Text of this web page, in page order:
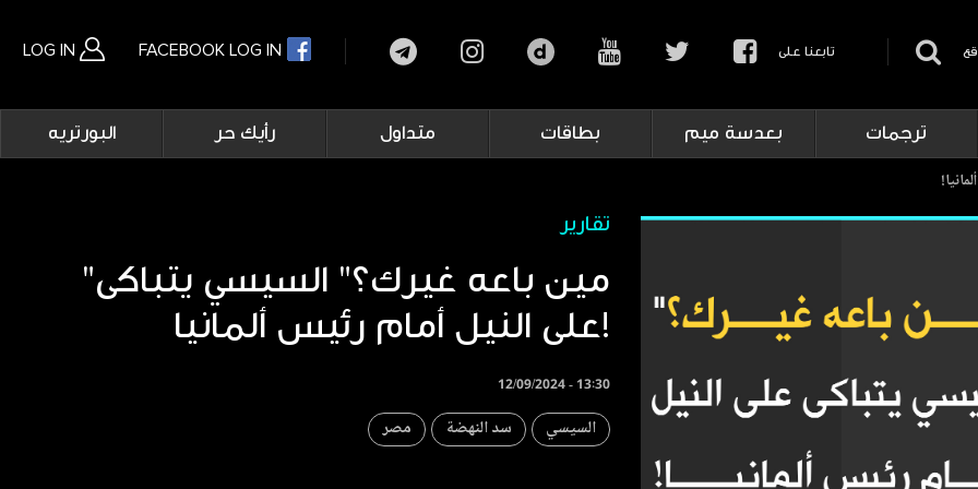
LOG IN FACEBOOK LOG IN تابعنا على
Main
navigation
ترجمات بعدسة ميم بطاقات متداول رأيك حر البورتريه
تقارير
"مين باعه غيرك؟" السيسي يتباكى
على النيل أمام رئيس ألمانيا!
12/09/2024 - 13:30
السيسي سد النهضة مصر